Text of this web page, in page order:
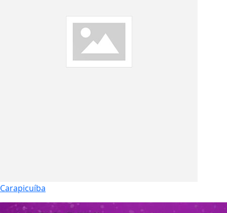
Carapicuíba